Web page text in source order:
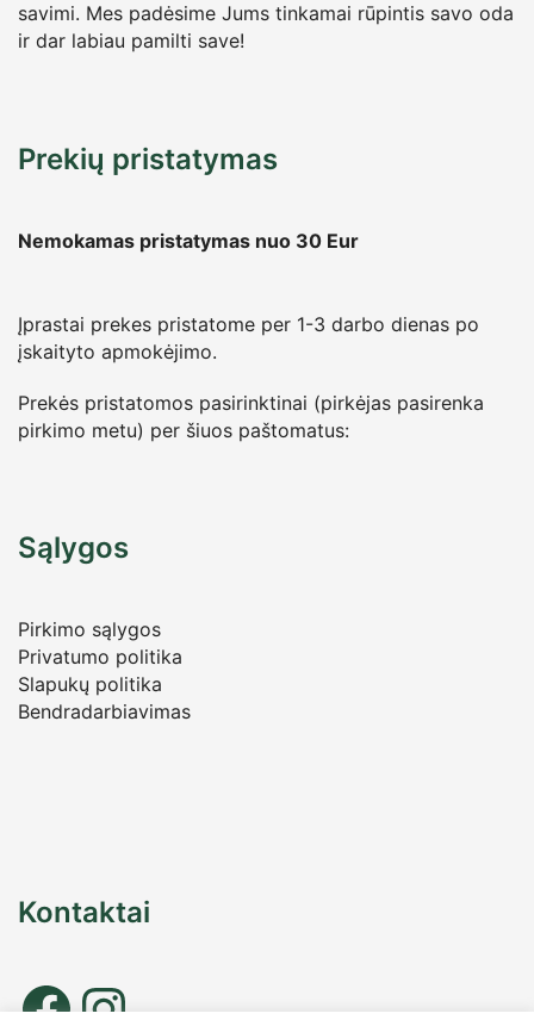
savimi. Mes padėsime Jums tinkamai rūpintis savo oda
ir dar labiau pamilti save!
Prekių pristatymas
Nemokamas pristatymas nuo 30 Eur
Įprastai prekes pristatome per 1-3 darbo dienas po
įskaityto apmokėjimo.
Prekės pristatomos pasirinktinai (pirkėjas pasirenka
pirkimo metu) per šiuos paštomatus:
Sąlygos
Pirkimo sąlygos
Privatumo politika
Slapukų politika
Bendradarbiavimas
Kontaktai